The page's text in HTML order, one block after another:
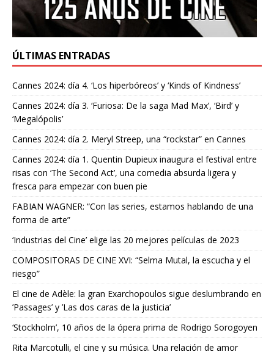
ÚLTIMAS ENTRADAS
Cannes 2024: día 4. ‘Los hiperbóreos’ y ‘Kinds of Kindness’
Cannes 2024: día 3. ‘Furiosa: De la saga Mad Max’, ‘Bird’ y
‘Megalópolis’
Cannes 2024: día 2. Meryl Streep, una “rockstar” en Cannes
Cannes 2024: día 1. Quentin Dupieux inaugura el festival entre
risas con ‘The Second Act’, una comedia absurda ligera y
fresca para empezar con buen pie
FABIAN WAGNER: “Con las series, estamos hablando de una
forma de arte”
‘Industrias del Cine’ elige las 20 mejores películas de 2023
COMPOSITORAS DE CINE XVI: “Selma Mutal, la escucha y el
riesgo”
El cine de Adèle: la gran Exarchopoulos sigue deslumbrando en
’Passages’ y ’Las dos caras de la justicia’
‘Stockholm’, 10 años de la ópera prima de Rodrigo Sorogoyen
Rita Marcotulli, el cine y su música. Una relación de amor